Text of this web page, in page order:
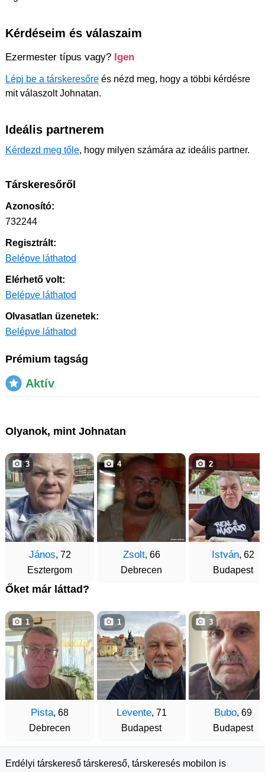
Kérdéseim és válaszaim
Ezermester típus vagy? Igen
Lépj be a társkeresőre és nézd meg, hogy a többi kérdésre
mit válaszolt Johnatan.
Ideális partnerem
Kérdezd meg tőle, hogy milyen számára az ideális partner.
Társkeresőről
Azonosító:
732244
Regisztrált:
Belépve láthatod
Elérhető volt:
Belépve láthatod
Olvasatlan üzenetek:
Belépve láthatod
Prémium tagság
Aktív
Olyanok, mint Johnatan
János, 72
Esztergom
3
Zsolt, 66
Debrecen
4
István, 62
Budapest
2
Őket már láttad?
Pista, 68
Debrecen
1
Levente, 71
Budapest
1
Bubo, 69
Budapest
3
Erdélyi társkereső társkereső, társkeresés mobilon is